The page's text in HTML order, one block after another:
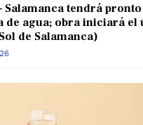
Salamanca tendrá
de agua; obra iniciará el
de Salamanca)